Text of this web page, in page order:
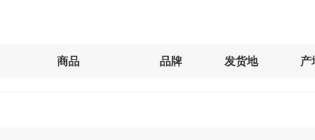
商品 品牌 发货地 产